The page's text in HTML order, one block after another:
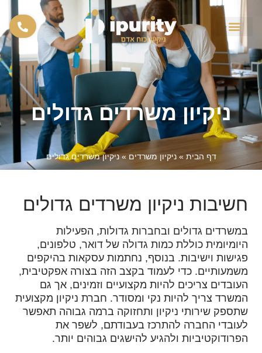
ניקיון משרדים גדולים
דף הבית »ניקיון משרדים»ניקיון משרדים גדולים
חשיבות ניקיון משרדים גדולים
במשרדים גדולים ובחברות גדולות, הפעילות
היומיומית כוללת כמות גדולה של דואר, טלפונים,
פגישות וישיבות. בנוסף, נחתמות עסקאות בהיקפים
משמעותיים. כדי לעמוד בקצב הזה בצורה אפקטיבית,
העובדים צריכים להיות מקצועיים וזמינים, אך גם
המשרד צריך להיות נקי ומסודר. חברת ניקיון מקצועית
שתספק שירותי ניקיון ותחזוקה ברמה גבוהה תאפשר
לעובדי החברה להתרכז בעבודתם, לשפר את
הפרודוקטיביות ולהגיע להישגים גבוהים יותר.